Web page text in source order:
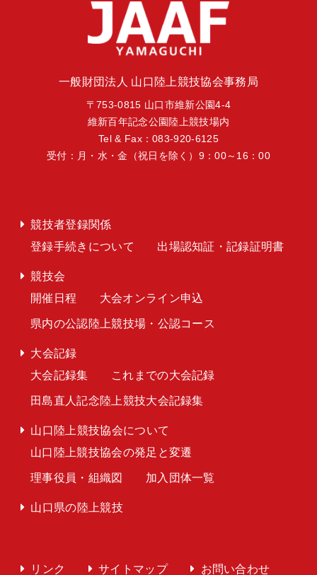
一般財団法人 山口陸上競技協会事務局
〒753-0815 山口市維新公園4-4
維新百年記念公園陸上競技場内
Tel & Fax：083-920-6125
受付：月・水・金（祝日を除く）9：00～16：00
競技者登録関係
登録手続きについて
出場認知証・記録証明書
競技会
開催日程
大会オンライン申込
県内の公認陸上競技場・公認コース
大会記録
大会記録集
これまでの大会記録
田島直人記念陸上競技大会記録集
山口陸上競技協会について
山口陸上競技協会の発足と変遷
理事役員・組織図 加入団体一覧
山口県の陸上競技
リンク サイトマップ お問い合わせ